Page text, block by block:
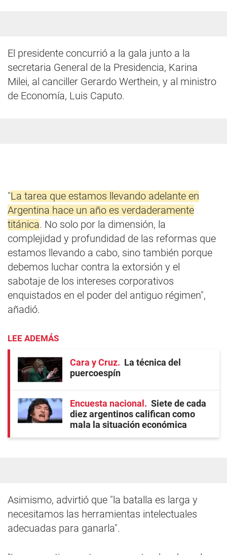
El presidente concurrió a la gala junto a la
secretaria General de la Presidencia, Karina
Milei, al canciller Gerardo Werthein, y al ministro
de Economía, Luis Caputo.
"La tarea que estamos llevando adelante en
Argentina hace un año es verdaderamente
titánica. No solo por la dimensión, la
complejidad y profundidad de las reformas que
estamos llevando a cabo, sino también porque
debemos luchar contra la extorsión y el
sabotaje de los intereses corporativos
enquistados en el poder del antiguo régimen",
añadió.
LEE ADEMÁS
Cara y Cruz
La técnica del
puercoespín
Encuesta nacional
Siete de cada
diez argentinos califican como
mala la situación económica
Asimismo, advirtió que "la batalla es larga y
necesitamos las herramientas intelectuales
adecuadas para ganarla".